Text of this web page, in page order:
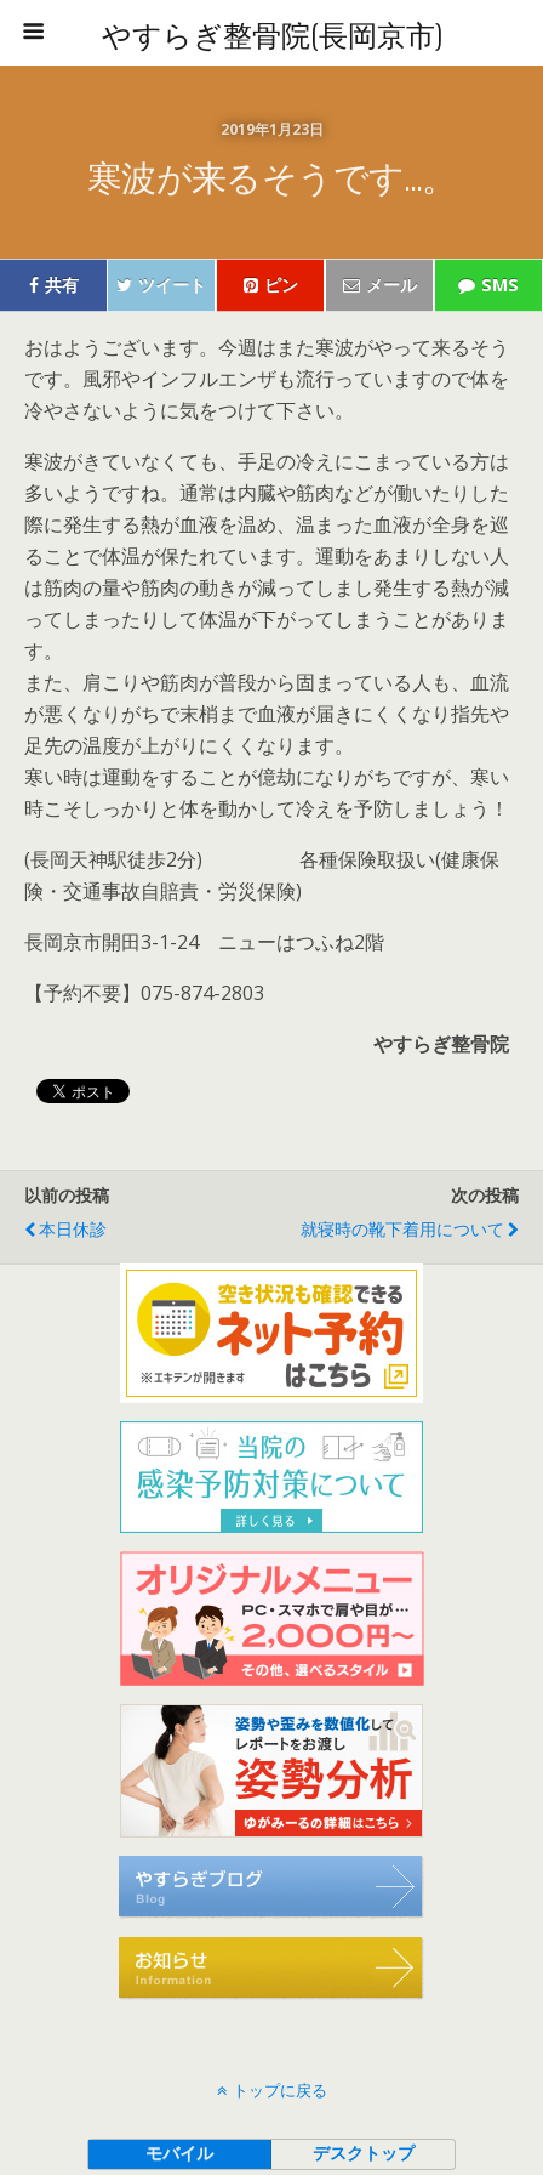
やすらぎ整骨院(長岡京市)
2019年1月23日
寒波が来るそうです…。
共有 ツイート ピン メール SMS
おはようございます。今週はまた寒波がやって来るそう
です。風邪やインフルエンザも流行っていますので体を
冷やさないように気をつけて下さい。
寒波がきていなくても、手足の冷えにこまっている方は
多いようですね。通常は内臓や筋肉などが働いたりした
際に発生する熱が血液を温め、温まった血液が全身を巡
ることで体温が保たれています。運動をあまりしない人
は筋肉の量や筋肉の動きが減ってしまし発生する熱が減
ってしまったりして体温が下がってしまうことがありま
す。
また、肩こりや筋肉が普段から固まっている人も、血流
が悪くなりがちで末梢まで血液が届きにくくなり指先や
足先の温度が上がりにくくなります。
寒い時は運動をすることが億劫になりがちですが、寒い
時こそしっかりと体を動かして冷えを予防しましょう！
(長岡天神駅徒歩2分)
各種保険取扱い(健康保
険・交通事故自賠責・労災保険)
長岡京市開田3-1-24 ニューはつふね2階
【予約不要】075-874-2803
やすらぎ整骨院
以前の投稿
本日休診
次の投稿
就寝時の靴下着用について
トップに戻る
モバイル デスクトップ